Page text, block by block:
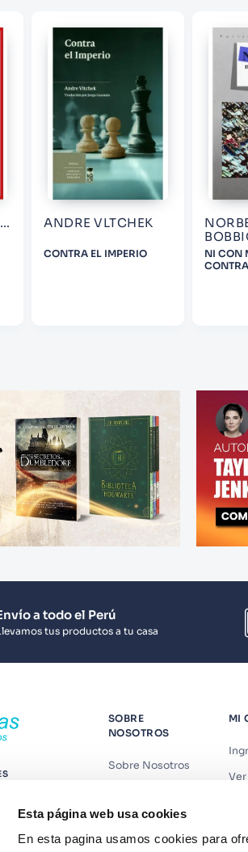
Esta página web usa cookies
En esta pagina usamos cookies para
ANDRE VLTCHEK
CONTRA EL IMPERIO
NI CON
a todo el Perú
tus productos a tu casa
SOBRE
NOSOTROS
Sobre Nosotros
Contáctanos
Suscríbete
MI